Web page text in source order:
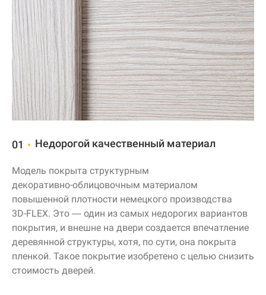
01 Недорогой качественный материал
Модель покрыта структурным
декоративно-облицовочным материалом
повышенной плотности немецкого производства
3D-FLEX. Это — один из самых недорогих вариантов
покрытия, и внешне на двери создается впечатление
деревянной структуры, хотя, по сути, она покрыта
пленкой. Такое покрытие изобретено с целью снизить
стоимость дверей.